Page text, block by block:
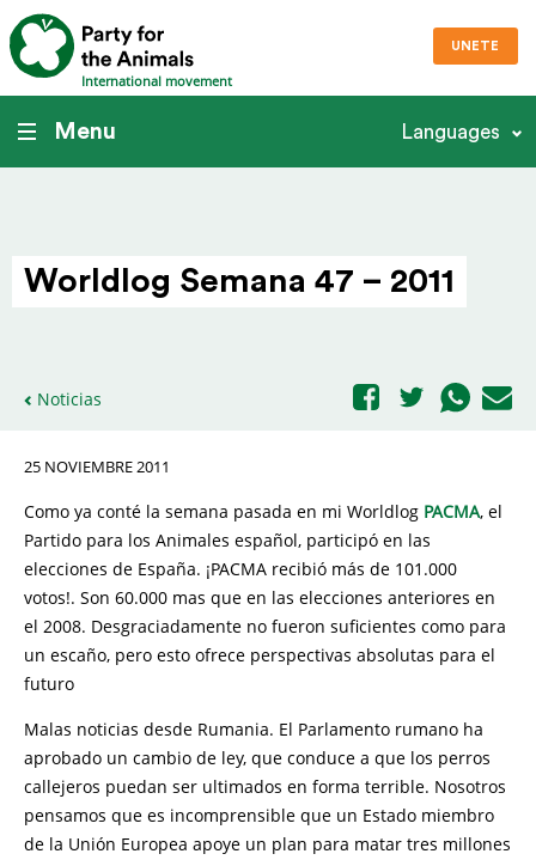
International movement
UNETE
Menu Languages
Worldlog Semana 47 – 2011
Noticias
25 NOVIEMBRE 2011
Como ya conté la semana pasada en mi Worldlog PACMA, el
Partido para los Animales español, participó en las
elecciones de España. ¡PACMA recibió más de 101.000
votos!. Son 60.000 mas que en las elecciones anteriores en
el 2008. Desgraciadamente no fueron suficientes como para
un escaño, pero esto ofrece perspectivas absolutas para el
futuro
Malas noticias desde Rumania. El Parlamento rumano ha
aprobado un cambio de ley, que conduce a que los perros
callejeros puedan ser ultimados en forma terrible. Nosotros
pensamos que es incomprensible que un Estado miembro
de la Unión Europea apoye un plan para matar tres millones